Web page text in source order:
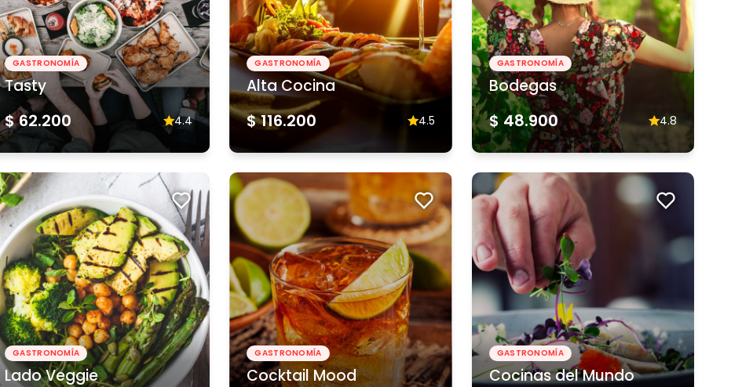
GASTRONOMÍA
Tasty
$ 62.200 4.4
GASTRONOMÍA
Alta Cocina
$ 116.200 4.5
GASTRONOMÍA
Bodegas
$ 48.900 4.8
GASTRONOMÍA
Lado Veggie
GASTRONOMÍA
Cocktail Mood
GASTRONOMÍA
Cocinas del Mundo